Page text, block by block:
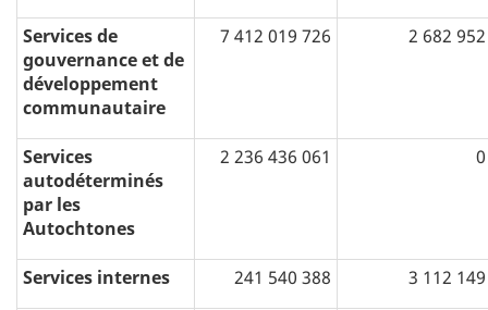
Services de
gouvernance et de
développement
communautaire
7 412 019 726 2 682 952
Services
autodéterminés
par les
Autochtones
2 236 436 061 0
Services internes 241 540 388 3 112 149